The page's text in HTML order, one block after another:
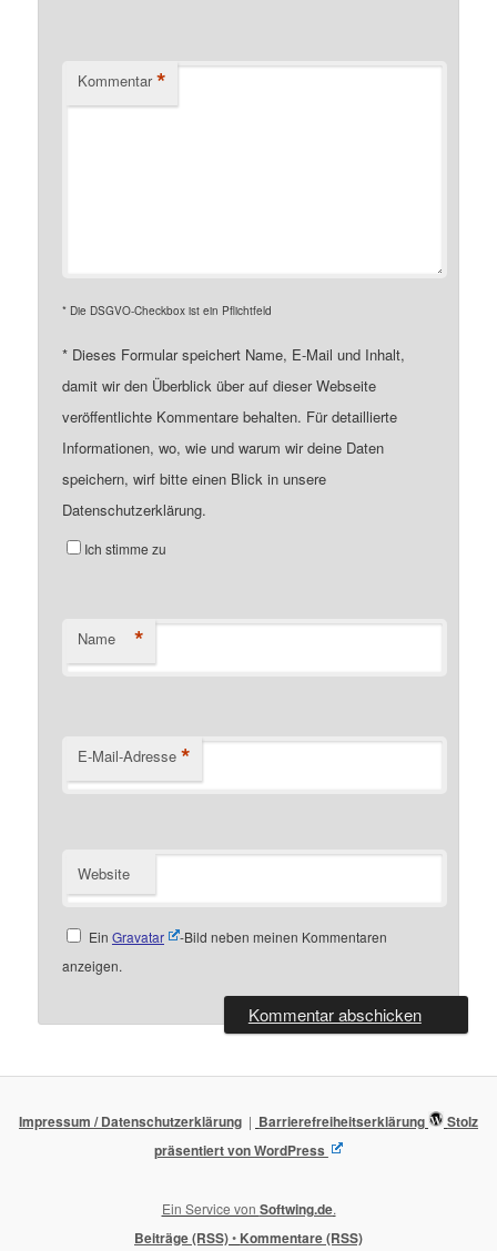
Kommentar *
* Die DSGVO-Checkbox ist ein Pflichtfeld
* Dieses Formular speichert Name, E-Mail und Inhalt,
damit wir den Überblick über auf dieser Webseite
veröffentlichte Kommentare behalten. Für detaillierte
Informationen, wo, wie und warum wir deine Daten
speichern, wirf bitte einen Blick in unsere
Datenschutzerklärung.
Ich stimme zu
Name *
E-Mail-Adresse *
Website
Ein Gravatar
-Bild neben meinen Kommentaren
anzeigen.
Impressum / Datenschutzerklärung Barrierefreiheitserklärung
Stolz
präsentiert von WordPress
Ein Service von Softwing.de.
Beiträge (RSS)• Kommentare (RSS)